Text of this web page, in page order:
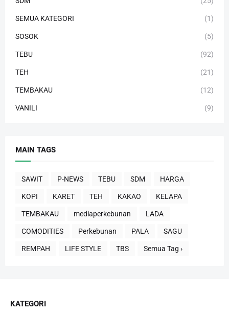
SEMUA KATEGORI (1)
SOSOK (5)
TEBU (92)
TEH (21)
TEMBAKAU (12)
VANILI (9)
MAIN TAGS
SAWIT P-NEWS TEBU SDM HARGA
KOPI KARET TEH KAKAO KELAPA
TEMBAKAU mediaperkebunan LADA
COMODITIES Perkebunan PALA SAGU
REMPAH LIFE STYLE TBS Semua Tag ›
KATEGORI